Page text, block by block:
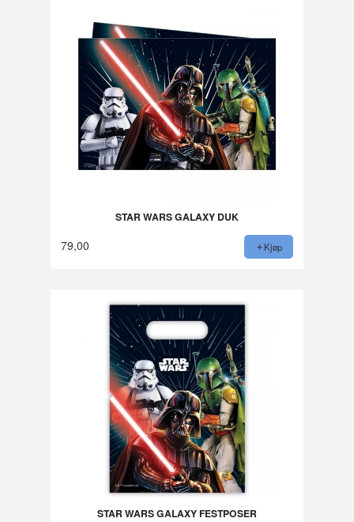
STAR WARS GALAXY DUK
79,00 Kjøp
STAR WARS GALAXY FESTPOSER